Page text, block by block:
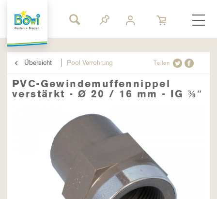
Übersicht Pool Verrohrung Teilen
PVC-Gewindemuffennippel
verstärkt - Ø 20 / 16 mm - IG ⅜″